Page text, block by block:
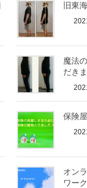
旧東
魔法
だき
保険
オン
ワー